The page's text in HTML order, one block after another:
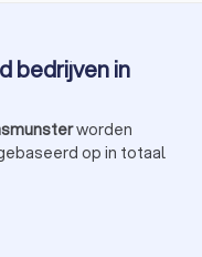
bedrijven in
worden
op in totaal